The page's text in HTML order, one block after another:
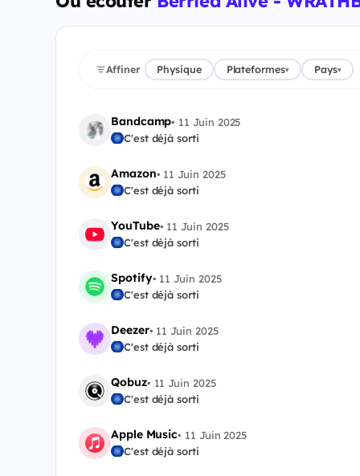
Affiner Physique Plateformes▾ Pays▾
Bandcamp• 11 Juin 2025
C'est déjà sorti
Amazon• 11 Juin 2025
C'est déjà sorti
YouTube• 11 Juin 2025
C'est déjà sorti
Spotify• 11 Juin 2025
C'est déjà sorti
Deezer• 11 Juin 2025
C'est déjà sorti
Qobuz• 11 Juin 2025
C'est déjà sorti
Apple Music• 11 Juin 2025
C'est déjà sorti